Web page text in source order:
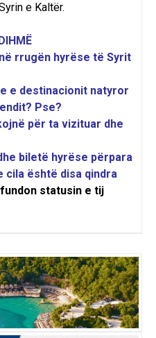
e Kaltër.
rrugën hyrëse të Syrit
e destinacionit natyror
Pse?
për ta vizituar dhe
biletë hyrëse përpara
cila është disa qindra
statusin e tij